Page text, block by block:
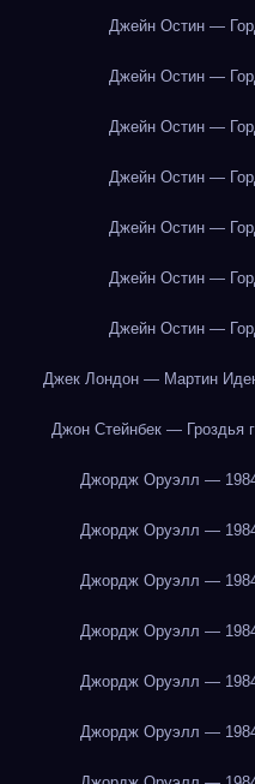
Джейн Остин —
Джейн Остин —
Джейн Остин —
Джейн Остин —
Джейн Остин —
Джейн Остин —
Джейн Остин —
Джек Лондон — Мартин
Джон Стейнбек — Гроздья
Джордж Оруэлл —
Джордж Оруэлл —
Джордж Оруэлл —
Джордж Оруэлл —
Джордж Оруэлл —
Джордж Оруэлл —